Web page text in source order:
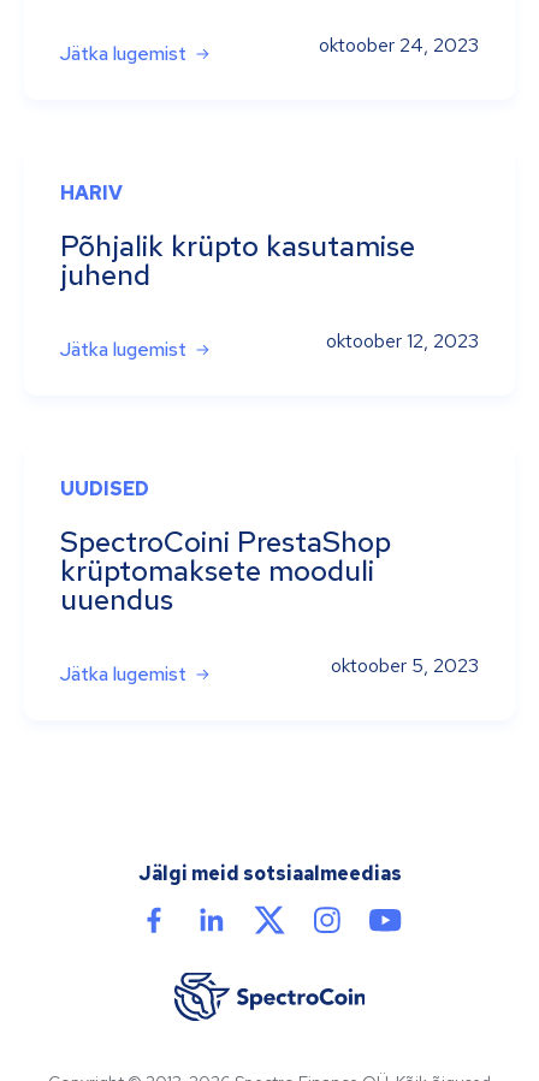
Jätka lugemist oktoober 24, 2023
HARIV
Põhjalik krüpto kasutamise
juhend
Jätka lugemist oktoober 12, 2023
UUDISED
SpectroCoini PrestaShop
krüptomaksete mooduli
uuendus
Jätka lugemist oktoober 5, 2023
Jälgi meid sotsiaalmeedias